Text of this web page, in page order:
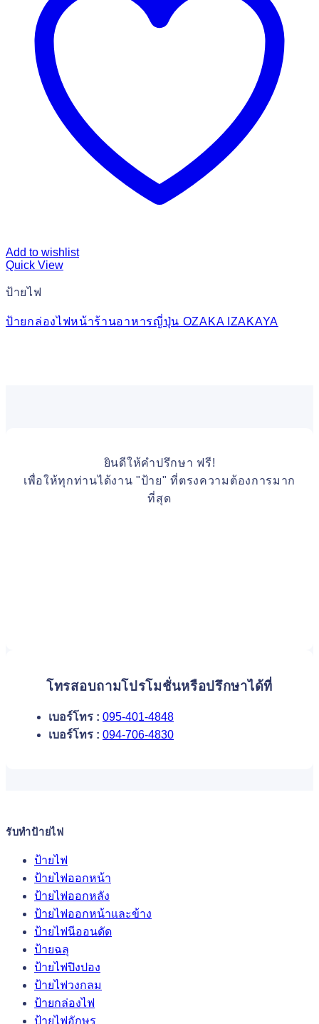
Add to wishlist
Quick View
ป้ายไฟ
ป้ายกล่องไฟหน้าร้านอาหารญี่ปุ่น OZAKA IZAKAYA
ยินดีให้คำปรึกษา ฟรี!
เพื่อให้ทุกท่านได้งาน "ป้าย" ที่ตรงความต้องการมาก
ที่สุด
โทรสอบถามโปรโมชั่นหรือปรึกษาได้ที่
เบอร์โทร : 095-401-4848
เบอร์โทร : 094-706-4830
รับทำป้ายไฟ
ป้ายไฟ
ป้ายไฟออกหน้า
ป้ายไฟออกหลัง
ป้ายไฟออกหน้าและข้าง
ป้ายไฟนีออนดัด
ป้ายฉลุ
ป้ายไฟปิงปอง
ป้ายไฟวงกลม
ป้ายกล่องไฟ
ป้ายไฟอักษร